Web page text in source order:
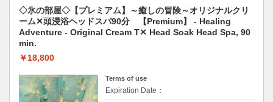
and thoroughly〉 Warm aroma-scented
cream is used to massage the scalp, and
shiatsu is applied to the neck, shoulders, and
décolleté. Finish up with dry and blow-dry
※About 90 minutes from arrival to departure.
◇氷の部屋◇【プレミアム】～癒しの冒険～オリジナルクリ
ーム✕頭浸浴ヘッドスパ90分 【Premium】 - Healing
Adventure - Original Cream T✕ Head Soak Head Spa, 90
min.
￥18,800
Terms of use
Expiration Date：